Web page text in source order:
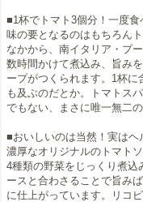
■1杯でトマト3個分！一度
味の要となるのはもちろん
なかから、南イタリア・プ
数時間かけて煮込み、旨み
ープがつくられます。1杯
も及ぶのだとか。トマトス
でもない、まさに唯一無二の
■おいしいのは当然！実はヘ
濃厚なオリジナルのトマト
4種類の野菜をじっくり煮込
ースと合わさることで旨み
に仕上がっています。リコ